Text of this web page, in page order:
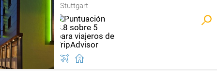
Stuttgart